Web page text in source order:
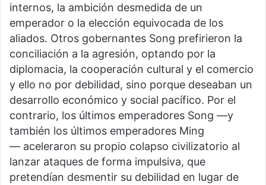
internos, la ambición desmedida de un
emperador o la elección equivocada de los
aliados. Otros gobernantes Song prefirieron la
conciliación a la agresión, optando por la
diplomacia, la cooperación cultural y el comercio
y ello no por debilidad, sino porque deseaban un
desarrollo económico y social pacífico. Por el
contrario, los últimos emperadores Song —y
también los últimos emperadores Ming
— aceleraron su propio colapso civilizatorio al
lanzar ataques de forma impulsiva, que
pretendían desmentir su debilidad en lugar de